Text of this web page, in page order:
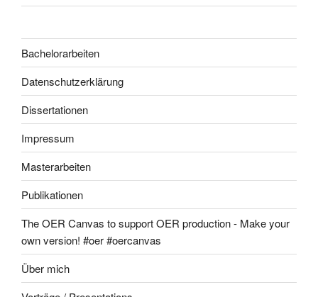
Bachelorarbeiten
Datenschutzerklärung
Dissertationen
Impressum
Masterarbeiten
Publikationen
The OER Canvas to support OER production - Make your
own version! #oer #oercanvas
Über mich